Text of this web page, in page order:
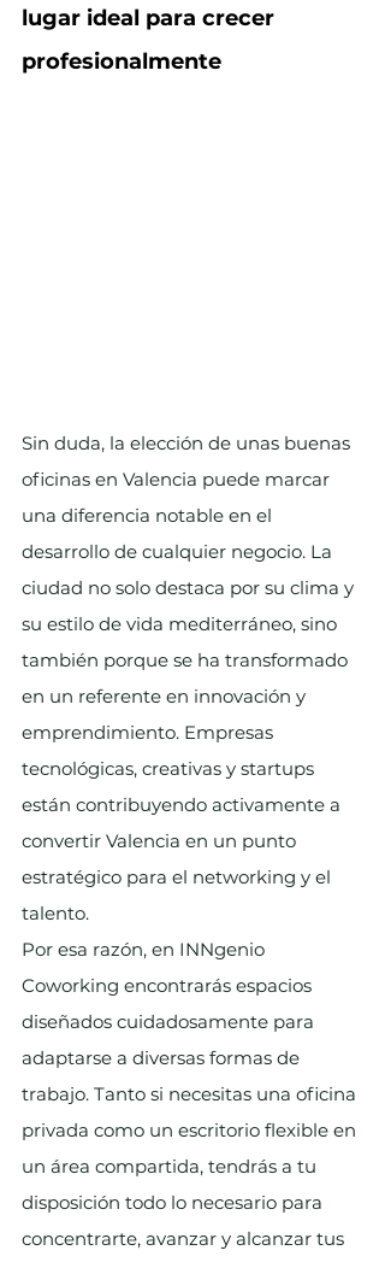
lugar ideal para crecer
profesionalmente
Sin duda, la elección de unas buenas
oficinas en Valencia puede marcar
una diferencia notable en el
desarrollo de cualquier negocio. La
ciudad no solo destaca por su clima y
su estilo de vida mediterráneo, sino
también porque se ha transformado
en un referente en innovación y
emprendimiento. Empresas
tecnológicas, creativas y startups
están contribuyendo activamente a
convertir Valencia en un punto
estratégico para el networking y el
talento.
Por esa razón, en INNgenio
Coworking encontrarás espacios
diseñados cuidadosamente para
adaptarse a diversas formas de
trabajo. Tanto si necesitas una oficina
privada como un escritorio flexible en
un área compartida, tendrás a tu
disposición todo lo necesario para
concentrarte, avanzar y alcanzar tus